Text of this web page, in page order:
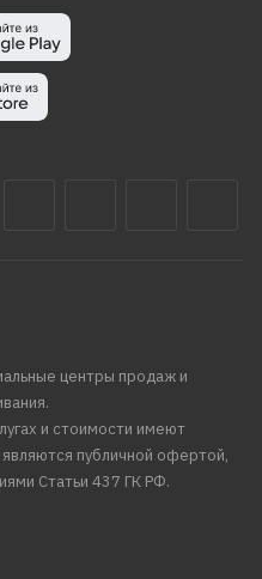
центры продаж и
и стоимости имеют
публичной офертой,
Статьи 437 ГК РФ.